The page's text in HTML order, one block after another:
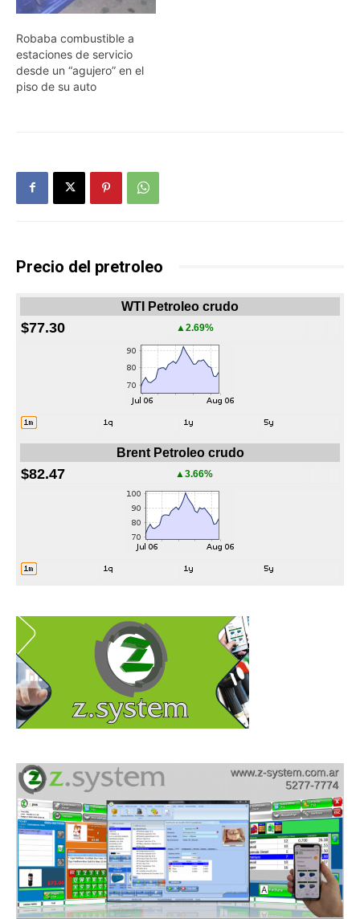
Robaba combustible a
estaciones de servicio
desde un “agujero” en el
piso de su auto
Precio del pretroleo
WTI Petroleo crudo
$77.30 ▲2.69%
Brent Petroleo crudo
$82.47 ▲3.66%